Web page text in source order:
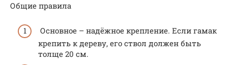
Общие правила
Основное – надёжное крепление. Если гамак
крепить к дереву, его ствол должен быть
толще 20 см.